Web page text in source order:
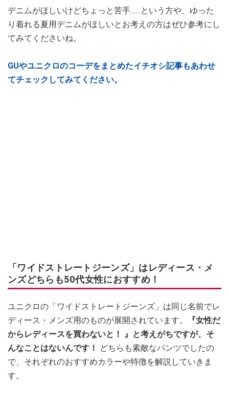
デニムがほしいけどちょっと苦手……という方や、ゆった
り着れる夏用デニムがほしいとお考えの方はぜひ参考にし
てみてくださいね。
GUやユニクロのコーデをまとめたイチオシ記事もあわせ
てチェックしてみてください。
「ワイドストレートジーンズ」はレディース・メ
ンズどちらも50代女性におすすめ！
ユニクロの「ワイドストレートジーンズ」は同じ名前でレ
ディース・メンズ用のものが展開されています。
『女性だ
からレディースを買わないと！ 』と考えがちですが、そ
んなことはないんです！
どちらも素敵なパンツでしたの
で、それぞれのおすすめカラーや特徴を解説していきま
す。